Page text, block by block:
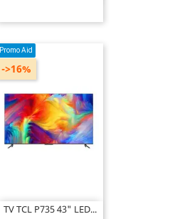
Promo Aid
TV TCL P735 43" LED...
->16%